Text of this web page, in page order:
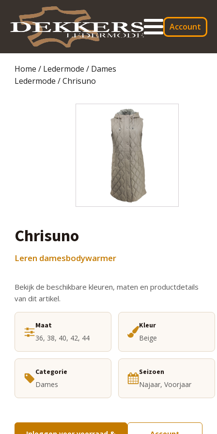
Account
Home / Ledermode / Dames
Ledermode / Chrisuno
Chrisuno
Leren damesbodywarmer
Bekijk de beschikbare kleuren, maten en productdetails
van dit artikel.
Maat
36, 38, 40, 42, 44
Kleur
Beige
Categorie
Dames
Seizoen
Najaar, Voorjaar